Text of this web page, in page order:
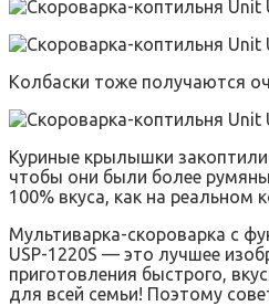
Колбаски тоже получаются
Куриные крылышки
чтобы они были более
100% вкуса, как на реальном
Мультиварка-скороварка с
USP-1220S — это лучшее
приготовления быстрого,
для всей семьи! Поэтому